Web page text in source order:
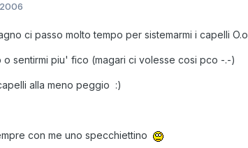
ci passo molto tempo per sistemarmi i capelli O.o
sentirmi piu' fico (magari ci volesse cosi pco -.-)
alla meno peggio :)
con me uno specchiettino